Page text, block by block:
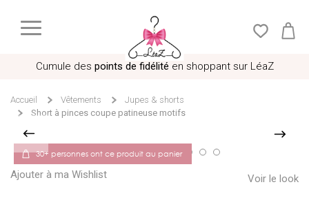
Cumule des points de fidélité en shoppant sur LéaZ
Accueil Vêtements
Jupes & shorts
Short à pinces coupe patineuse motifs
Ajouter à ma Wishlist Voir le look
30+ personnes ont ce produit au panier